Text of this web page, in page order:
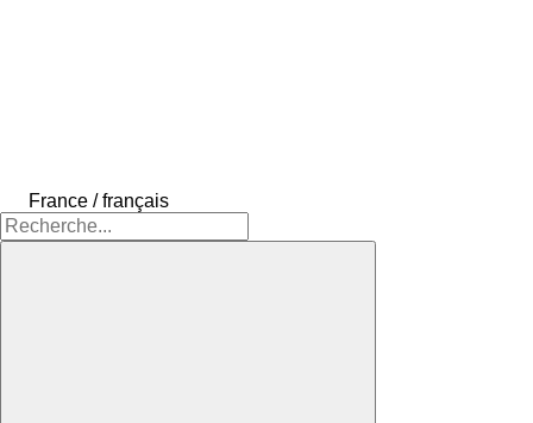
France / français